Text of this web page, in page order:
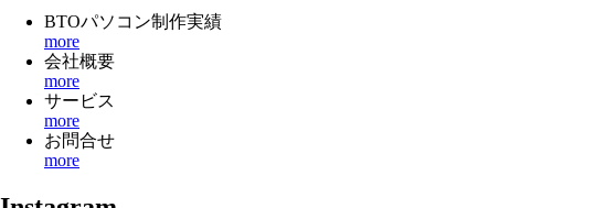
BTOパソコン制作実績
more
会社概要
more
サービス
more
お問合せ
more